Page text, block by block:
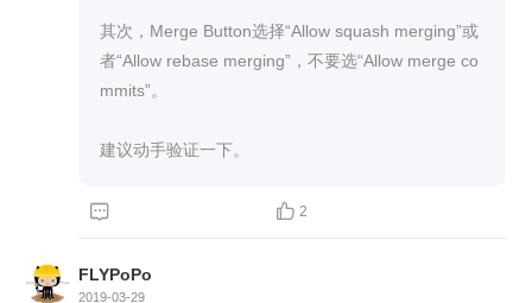
其次，Merge Button选择“Allow squash merging”或
者“Allow rebase merging”，不要选“Allow merge co
mmits”。
建议动手验证一下。
  2
FLYPoPo
2019-03-29